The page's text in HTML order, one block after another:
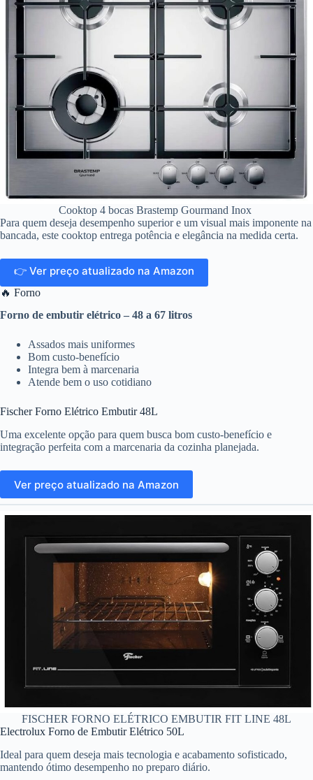
Cooktop 4 bocas Brastemp Gourmand Inox
Para quem deseja desempenho superior e um visual mais imponente na
bancada, este cooktop entrega potência e elegância na medida certa.
👉 Ver preço atualizado na Amazon
🔥 Forno
Forno de embutir elétrico – 48 a 67 litros
Assados mais uniformes
Bom custo-benefício
Integra bem à marcenaria
Atende bem o uso cotidiano
Fischer Forno Elétrico Embutir 48L
Uma excelente opção para quem busca bom custo-benefício e
integração perfeita com a marcenaria da cozinha planejada.
Ver preço atualizado na Amazon
FISCHER FORNO ELÉTRICO EMBUTIR FIT LINE 48L
Electrolux Forno de Embutir Elétrico 50L
Ideal para quem deseja mais tecnologia e acabamento sofisticado,
mantendo ótimo desempenho no preparo diário.